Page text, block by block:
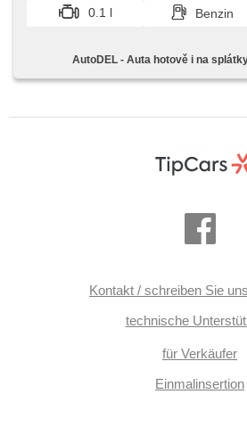
0.1 l
Benzin
AutoDEL - Auta hotově i na
Kontakt / schreiben Sie
technische
für Verkäufer
Einmalinsertion